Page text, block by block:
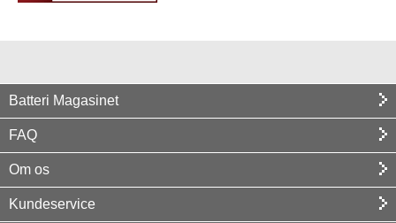
Batteri Magasinet
FAQ
Om os
Kundeservice